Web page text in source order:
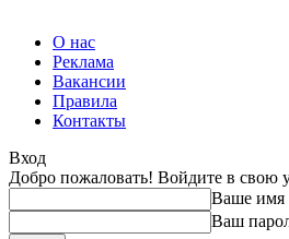
О нас
Реклама
Вакансии
Правила
Контакты
Вход
Добро пожаловать! Войдите в свою
Ваше имя
Ваш